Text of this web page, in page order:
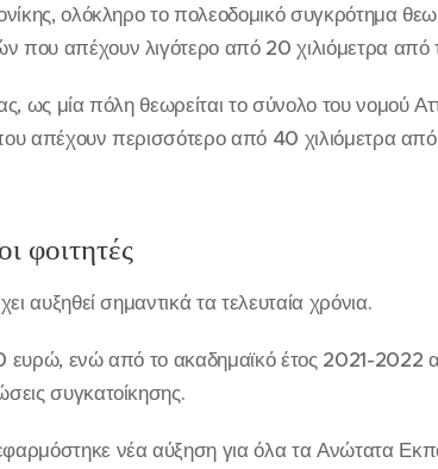
ολόκληρο το πολεοδομικό συγκρότημα
απέχουν λιγότερο από 20 χιλιόμετρα από
ως μία πόλη θεωρείται το σύνολο του νομού
απέχουν περισσότερο από 40 χιλιόμετρα
φοιτητές
αυξηθεί σημαντικά τα τελευταία χρόνια.
ενώ από το ακαδημαϊκό έτος 2021-2022
συγκατοίκησης.
νέα αύξηση για όλα τα Ανώτατα